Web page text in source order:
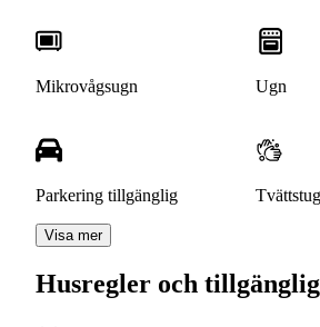
Mikrovågsugn Ugn
Parkering tillgänglig
Visa mer
Husregler och